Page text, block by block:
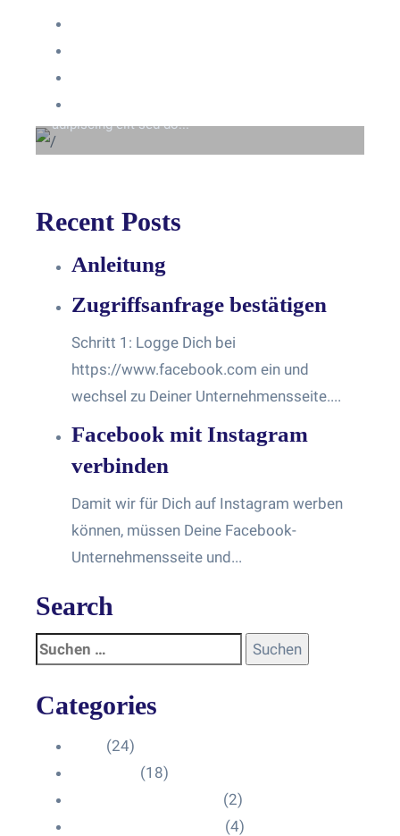
Beyond the tree line
adipiscing elit sed do...
Recent Posts
Anleitung
Zugriffsanfrage bestätigen
Schritt 1: Logge Dich bei
https://www.facebook.com ein und
wechsel zu Deiner Unternehmensseite....
Facebook mit Instagram
verbinden
Damit wir für Dich auf Instagram werben
können, müssen Deine Facebook-
Unternehmensseite und...
Search
Categories
(24)
(18)
(2)
(4)